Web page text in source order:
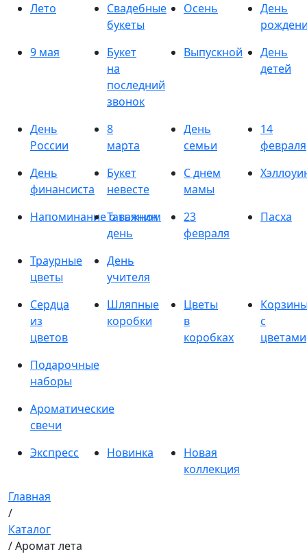
Лето
Свадебные
букеты
Осень
День
9 мая
Букет
на
последний
звонок
Выпускной
День
детей
День
России
8
марта
День
семьи
14
февраля
День
финансиста
Букет
невесте
С днем
мамы
Напоминание о важном
Татьянин
день
23
февраля
Пасха
Траурные
цветы
День
учителя
Сердца
из
цветов
Шляпные
коробки
Цветы
в
коробках
с
цветами
Подарочные
наборы
Ароматические
свечи
Экспресс
Новинка
Новая
коллекция
Главная
/
Каталог
/ Аромат лета